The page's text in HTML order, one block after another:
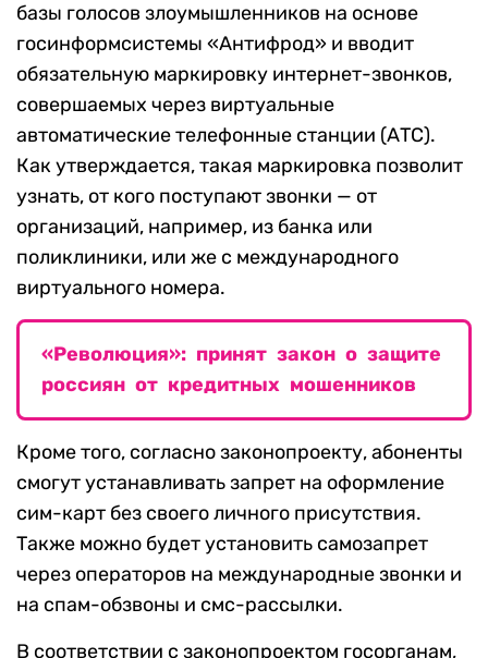
базы голосов злоумышленников на основе
госинформсистемы «Антифрод» и вводит
обязательную маркировку интернет-звонков,
совершаемых через виртуальные
автоматические телефонные станции (АТС).
Как утверждается, такая маркировка позволит
узнать, от кого поступают звонки — от
организаций, например, из банка или
поликлиники, или же с международного
виртуального номера.
«Революция»: принят закон о защите
россиян от кредитных мошенников
Кроме того, согласно законопроекту, абоненты
смогут устанавливать запрет на оформление
сим-карт без своего личного присутствия.
Также можно будет установить самозапрет
через операторов на международные звонки и
на спам-обзвоны и смс-рассылки.
В соответствии с законопроектом госорганам,